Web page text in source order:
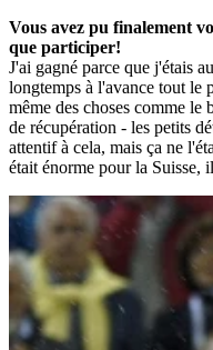
Vous avez pu finalement
que participer!
J'ai gagné parce que j'étais
longtemps à l'avance tout le
même des choses comme le
de récupération - les petits
attentif à cela, mais ça ne
était énorme pour la Suisse,